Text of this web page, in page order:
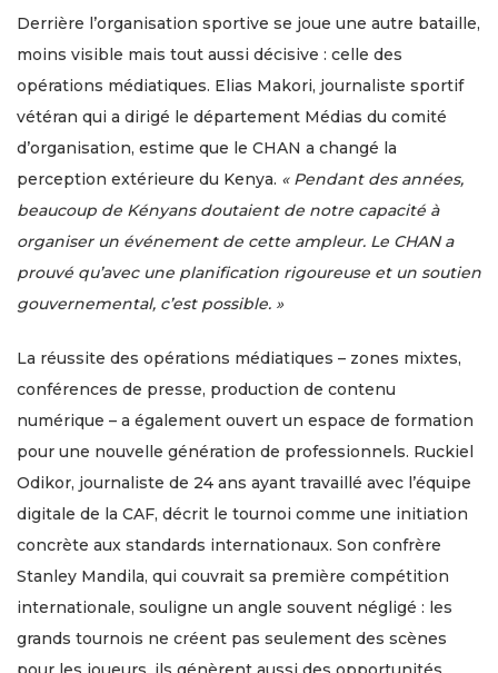
Derrière l’organisation sportive se joue une autre bataille,
moins visible mais tout aussi décisive : celle des
opérations médiatiques. Elias Makori, journaliste sportif
vétéran qui a dirigé le département Médias du comité
d’organisation, estime que le CHAN a changé la
perception extérieure du Kenya. « Pendant des années,
beaucoup de Kényans doutaient de notre capacité à
organiser un événement de cette ampleur. Le CHAN a
prouvé qu’avec une planification rigoureuse et un soutien
gouvernemental, c’est possible. »
La réussite des opérations médiatiques – zones mixtes,
conférences de presse, production de contenu
numérique – a également ouvert un espace de formation
pour une nouvelle génération de professionnels. Ruckiel
Odikor, journaliste de 24 ans ayant travaillé avec l’équipe
digitale de la CAF, décrit le tournoi comme une initiation
concrète aux standards internationaux. Son confrère
Stanley Mandila, qui couvrait sa première compétition
internationale, souligne un angle souvent négligé : les
grands tournois ne créent pas seulement des scènes